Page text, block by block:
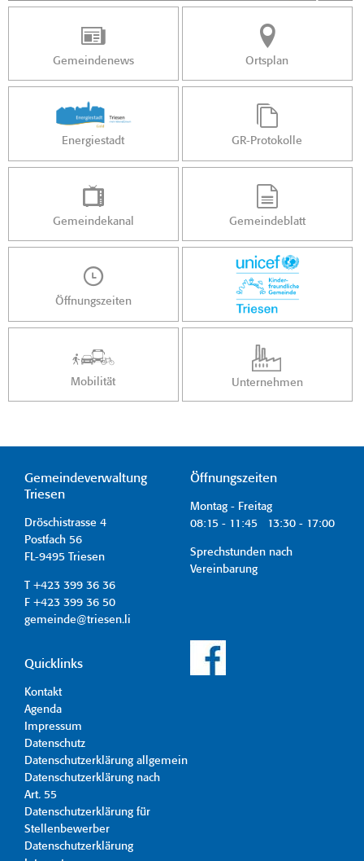
Gemeindenews Ortsplan
Energiestadt GR-Protokolle
Gemeindekanal Gemeindeblatt
Öffnungszeiten
Mobilität Unternehmen
Gemeindeverwaltung
Triesen
Dröschistrasse 4
Postfach 56
FL-9495 Triesen
T +423 399 36 36
F +423 399 36 50
gemeinde@triesen.li
Öffnungszeiten
Montag - Freitag
08:15 - 11:45 13:30 - 17:00
Sprechstunden nach
Vereinbarung
Quicklinks
Kontakt
Agenda
Impressum
Datenschutz
Datenschutzerklärung allgemein
Datenschutzerklärung nach
Art. 55
Datenschutzerklärung für
Stellenbewerber
Datenschutzerklärung